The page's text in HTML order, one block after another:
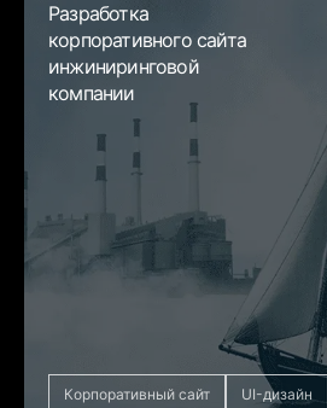
Разработка
корпоративного сайта
инжиниринговой
компании
Корпоративный сайт UI-дизайн